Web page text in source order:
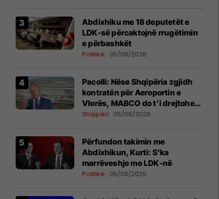
Abdixhiku me 18 deputetët e
LDK-së përcaktojnë rrugëtimin
e përbashkët
Politikë 05/08/2026
Pacolli: Nëse Shqipëria zgjidh
kontratën për Aeroportin e
Vlorës, MABCO do t’i drejtohet
arbitrazhit ndërkombëtar
Shqipëri 05/08/2026
Përfundon takimin me
Abdixhikun, Kurti: S'ka
marrëveshje me LDK-në
Politikë 05/08/2026